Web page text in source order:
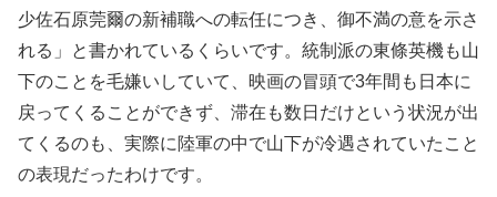
少佐石原莞爾の新補職への転任につき、御不満の意を示さ
れる」と書かれているくらいです。統制派の東條英機も山
下のことを毛嫌いしていて、映画の冒頭で3年間も日本に
戻ってくることができず、滞在も数日だけという状況が出
てくるのも、実際に陸軍の中で山下が冷遇されていたこと
の表現だったわけです。